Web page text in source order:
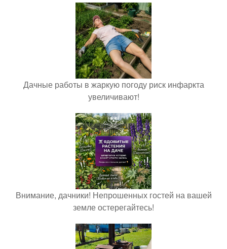
Дачные работы в жаркую погоду риск инфаркта
увеличивают!
Внимание, дачники! Непрошенных гостей на вашей
земле остерегайтесь!